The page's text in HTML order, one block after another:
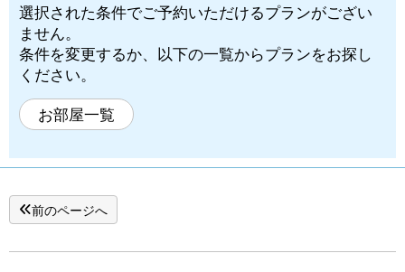
選択された条件でご予約いただけるプランがござい
ません。
条件を変更するか、以下の一覧からプランをお探し
ください。
お部屋一覧
前のページへ